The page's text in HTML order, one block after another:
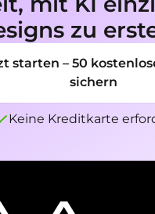
und Dinge, die
zu
starten – 50
sichern
Keine Kreditkarte